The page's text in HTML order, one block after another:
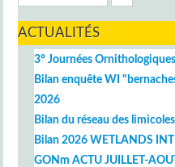
ACTUALITÉS
3° Journées
Bilan enquête WI
2026
Bilan du réseau des
Bilan 2026 WETLANDS
GONm ACTU JUILLET-